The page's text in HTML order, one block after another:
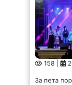
158 |
За пета